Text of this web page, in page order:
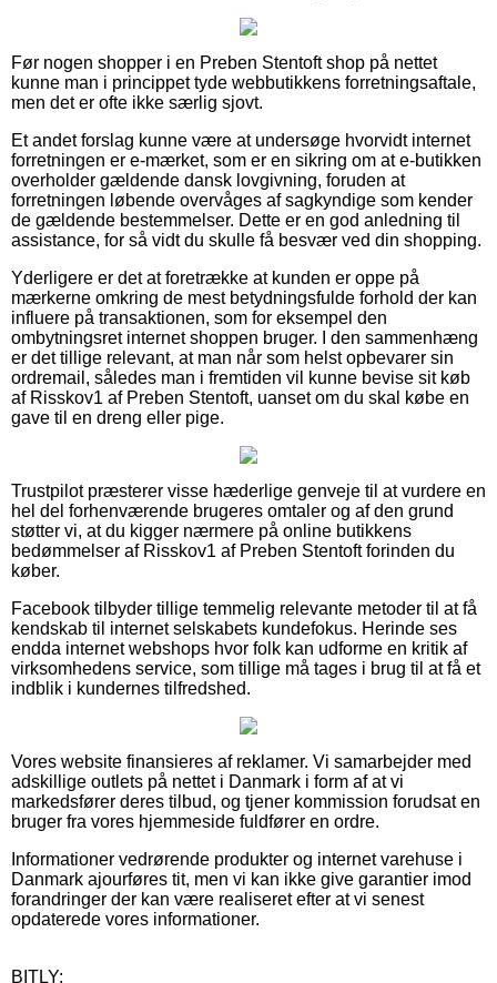
Før nogen shopper i en Preben Stentoft shop på nettet
kunne man i princippet tyde webbutikkens forretningsaftale,
men det er ofte ikke særlig sjovt.
Et andet forslag kunne være at undersøge hvorvidt internet
forretningen er e-mærket, som er en sikring om at e-butikken
overholder gældende dansk lovgivning, foruden at
forretningen løbende overvåges af sagkyndige som kender
de gældende bestemmelser. Dette er en god anledning til
assistance, for så vidt du skulle få besvær ved din shopping.
Yderligere er det at foretrække at kunden er oppe på
mærkerne omkring de mest betydningsfulde forhold der kan
influere på transaktionen, som for eksempel den
ombytningsret internet shoppen bruger. I den sammenhæng
er det tillige relevant, at man når som helst opbevarer sin
ordremail, således man i fremtiden vil kunne bevise sit køb
af Risskov1 af Preben Stentoft, uanset om du skal købe en
gave til en dreng eller pige.
Trustpilot præsterer visse hæderlige genveje til at vurdere en
hel del forhenværende brugeres omtaler og af den grund
støtter vi, at du kigger nærmere på online butikkens
bedømmelser af Risskov1 af Preben Stentoft forinden du
køber.
Facebook tilbyder tillige temmelig relevante metoder til at få
kendskab til internet selskabets kundefokus. Herinde ses
endda internet webshops hvor folk kan udforme en kritik af
virksomhedens service, som tillige må tages i brug til at få et
indblik i kundernes tilfredshed.
Vores website finansieres af reklamer. Vi samarbejder med
adskillige outlets på nettet i Danmark i form af at vi
markedsfører deres tilbud, og tjener kommission forudsat en
bruger fra vores hjemmeside fuldfører en ordre.
Informationer vedrørende produkter og internet varehuse i
Danmark ajourføres tit, men vi kan ikke give garantier imod
forandringer der kan være realiseret efter at vi senest
opdaterede vores informationer.
BITLY: